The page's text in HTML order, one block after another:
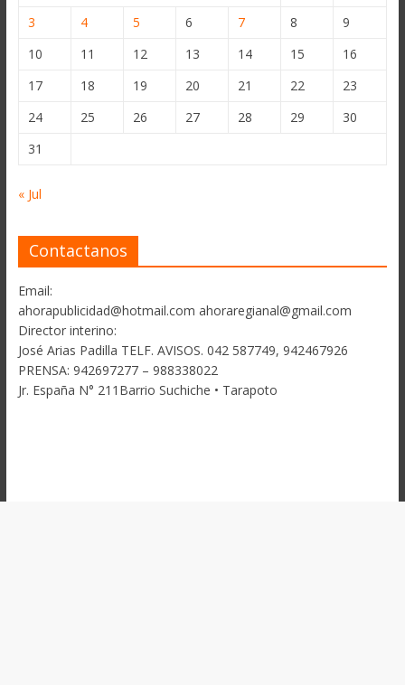
3
4 5 6 7 8
9
10
11 12 13 14 15
16
17
18 19 20 21 22
23
24
25 26 27 28 29
30
31
« Jul
Contactanos
Email:
ahorapublicidad@hotmail.com ahoraregianal@gmail.com
Director interino:
José Arias Padilla TELF. AVISOS. 042 587749, 942467926
PRENSA: 942697277 – 988338022
Jr. España N° 211Barrio Suchiche • Tarapoto